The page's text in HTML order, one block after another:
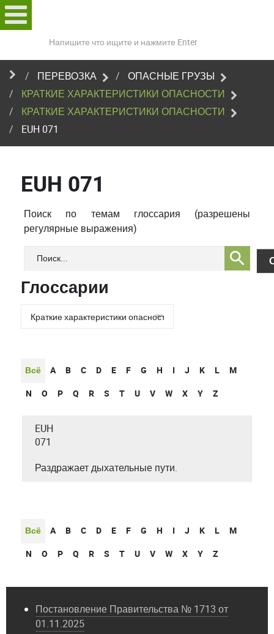
сайту
ПЕРЕВОЗКА
ОПАСНЫЕ ГРУЗЫ
КРАТКИЕ ХАРАКТЕРИСТИКИ ОПАСНОСТИ
КРАТКИЕ ХАРАКТЕРИСТИКИ ОПАСНОСТИ
EUH 071
EUH 071
Поиск по темам глоссария (разрешены
регулярные выражения)
Глоссарии
Всё A B C D E F G H I J K L
M
N
O P Q R S T U V W X Y Z
EUH
071
Раздражает дыхательные пути.
Всё A B C D E F G H I J K L
M
N
O P Q R S T U V W X Y Z
Постановление Правительства № 1713 от
01.11.2025